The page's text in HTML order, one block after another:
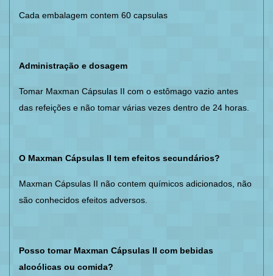
Cada embalagem contem 60 capsulas
Administração e dosagem
Tomar Maxman Cápsulas II com o estômago vazio antes
das refeições e não tomar várias vezes dentro de 24 horas.
O Maxman Cápsulas II tem efeitos secundários?
Maxman Cápsulas II não contem químicos adicionados, não
são conhecidos efeitos adversos.
Posso tomar Maxman Cápsulas II com bebidas
alcoólicas ou comida?